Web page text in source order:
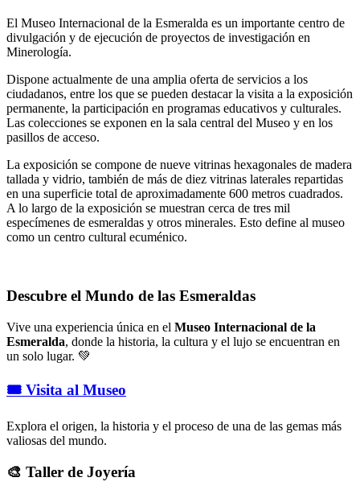
El Museo Internacional de la Esmeralda es un importante centro de
divulgación y de ejecución de proyectos de investigación en
Minerología.
Dispone actualmente de una amplia oferta de servicios a los
ciudadanos, entre los que se pueden destacar la visita a la exposición
permanente, la participación en programas educativos y culturales.
Las colecciones se exponen en la sala central del Museo y en los
pasillos de acceso.
La exposición se compone de nueve vitrinas hexagonales de madera
tallada y vidrio, también de más de diez vitrinas laterales repartidas
en una superficie total de aproximadamente 600 metros cuadrados.
A lo largo de la exposición se muestran cerca de tres mil
especímenes de esmeraldas y otros minerales. Esto define al museo
como un centro cultural ecuménico.
Descubre el Mundo de las Esmeraldas
Vive una experiencia única en el Museo Internacional de la
Esmeralda, donde la historia, la cultura y el lujo se encuentran en
un solo lugar. 💚
🎟️ Visita al Museo
Explora el origen, la historia y el proceso de una de las gemas más
valiosas del mundo.
🎨 Taller de Joyería